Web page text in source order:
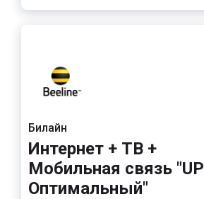
Билайн
Интернет + ТВ +
Мобильная связь "UP
Оптимальный"